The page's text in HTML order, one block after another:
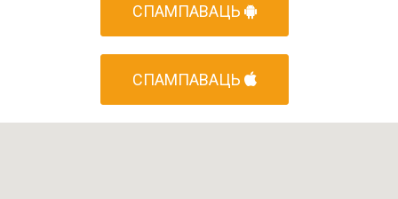
СПАМПАВАЦЬ
СПАМПАВАЦЬ